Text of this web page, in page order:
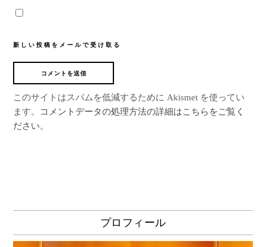
新しい投稿をメールで受け取る
このサイトはスパムを低減するために Akismet を使ってい
ます。 コメントデータの処理方法の詳細はこちらをご覧く
ださい。
プロフィール